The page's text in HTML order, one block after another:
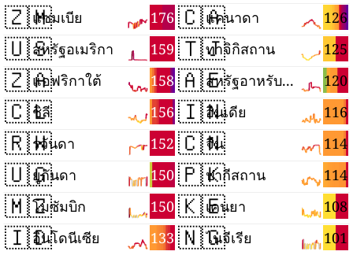
🇿🇲 176
แซมเบีย
🇺🇸 159
สหรัฐอเมริกา
🇿🇦 158
แอฟริกาใต้
🇨🇱 156
ชิลี
🇷🇼 152
รวันดา
🇺🇬 150
ยูกันดา
🇲🇿 150
โมซัมบิก
🇮🇩 133
อินโดนีเซีย
🇨🇦 126
แคนาดา
🇹🇯 125
ทาจิกิสถาน
🇦🇪 120
สหรัฐอาหรับเอมิเรตส์
🇮🇳 116
อินเดีย
🇨🇳 114
จีน
🇵🇰 114
ปากีสถาน
🇰🇪 108
เคนยา
🇳🇬 101
ไนจีเรีย